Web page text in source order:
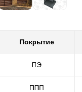
Покрытие
ПЭ
ППП